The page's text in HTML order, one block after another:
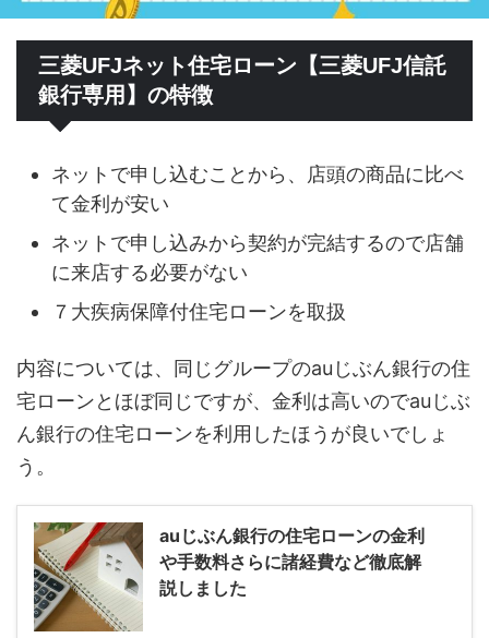
三菱UFJネット住宅ローン【三菱UFJ信託
銀行専用】の特徴
ネットで申し込むことから、店頭の商品に比べ
て金利が安い
ネットで申し込みから契約が完結するので店舗
に来店する必要がない
７大疾病保障付住宅ローンを取扱
内容については、同じグループのauじぶん銀行の住
宅ローンとほぼ同じですが、金利は高いのでauじぶ
ん銀行の住宅ローンを利用したほうが良いでしょ
う。
auじぶん銀行の住宅ローンの金利
や手数料さらに諸経費など徹底解
説しました